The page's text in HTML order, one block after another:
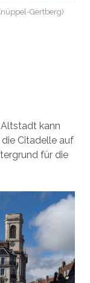
Gertberg)
kann
Citadelle auf
für die